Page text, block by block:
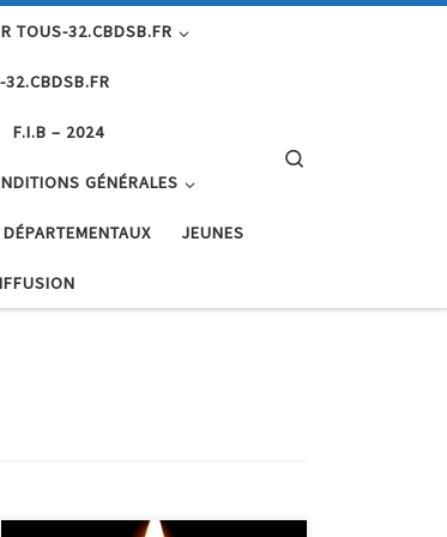
TOUS-32.CBDSB.FR
32.CBDSB.FR
F.I.B – 2024
GÉNÉRALES
JEUNES